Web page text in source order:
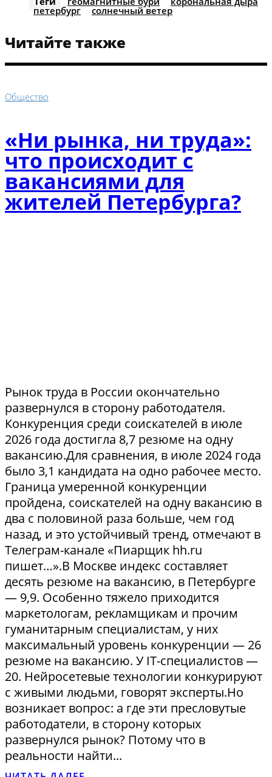
петербург солнечный ветер
Читайте также
Общество
«Ни рынка, ни труда»:
что происходит с
вакансиями для
жителей Петербурга?
Рынок труда в России окончательно
развернулся в сторону работодателя.
Конкуренция среди соискателей в июле
2026 года достигла 8,7 резюме на одну
вакансию.Для сравнения, в июле 2024 года
было 3,1 кандидата на одно рабочее место.
Граница умеренной конкуренции
пройдена, соискателей на одну вакансию в
два с половиной раза больше, чем год
назад, и это устойчивый тренд, отмечают в
Телеграм-канале «Пиарщик hh.ru
пишет…».В Москве индекс составляет
десять резюме на вакансию, в Петербурге
— 9,9. Особенно тяжело приходится
маркетологам, рекламщикам и прочим
гуманитарным специалистам, у них
максимальный уровень конкуренции — 26
резюме на вакансию. У IT-специалистов —
20. Нейросетевые технологии конкурируют
с живыми людьми, говорят эксперты.Но
возникает вопрос: а где эти пресловутые
работодатели, в сторону которых
развернулся рынок? Потому что в
реальности найти...